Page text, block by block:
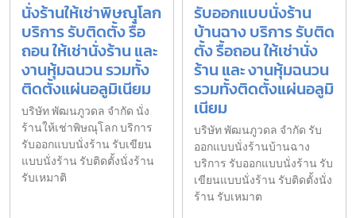
นั่งร้านให้เช่าพิษณุโลก
บริการ รับติดตั้ง รื้อ
ถอน ให้เช่านั่งร้าน และ
งานหุ้มฉนวน รวมทั้ง
ติดตั้งแผ่นอลูมิเนียม
บริษัท พัฒนภูวดล จำกัด นั่ง
ร้านให้เช่าพิษณุโลก บริการ
รับออกแบบนั่งร้าน รับเขียน
แบบนั่งร้าน รับติดตั้งนั่งร้าน
รับเหมาติ
รับออกแบบนั่งร้าน
บ้านฉาง บริการ รับติด
ตั้ง รื้อถอน ให้เช่านั่ง
ร้าน และ งานหุ้มฉนวน
รวมทั้งติดตั้งแผ่นอลูมิ
เนียม
บริษัท พัฒนภูวดล จำกัด รับ
ออกแบบนั่งร้านบ้านฉาง
บริการ รับออกแบบนั่งร้าน รับ
เขียนแบบนั่งร้าน รับติดตั้งนั่ง
ร้าน รับเหมาต